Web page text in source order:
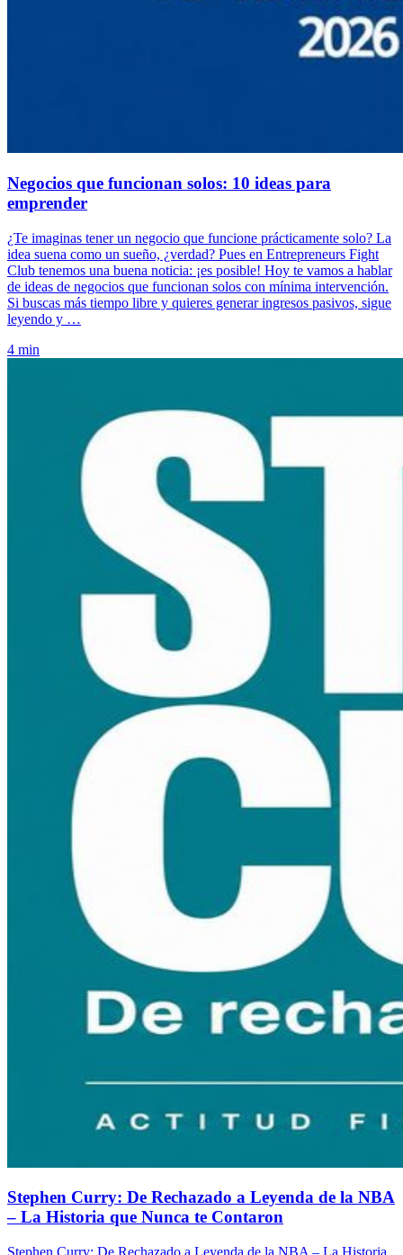
Negocios que funcionan solos: 10 ideas para
emprender
¿Te imaginas tener un negocio que funcione prácticamente solo? La
idea suena como un sueño, ¿verdad? Pues en Entrepreneurs Fight
Club tenemos una buena noticia: ¡es posible! Hoy te vamos a hablar
de ideas de negocios que funcionan solos con mínima intervención.
Si buscas más tiempo libre y quieres generar ingresos pasivos, sigue
leyendo y …
4 min
Stephen Curry: De Rechazado a Leyenda de la NBA
– La Historia que Nunca te Contaron